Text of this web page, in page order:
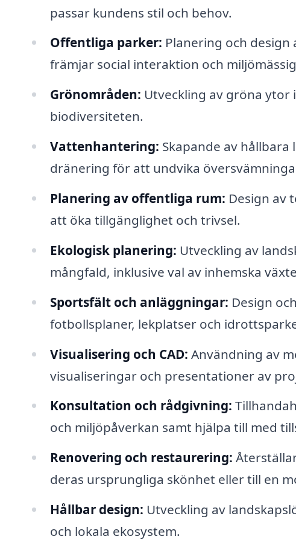
passar kundens stil och behov.
Offentliga parker: Planering och
främjar social interaktion och
Grönområden: Utveckling av gröna
biodiversiteten.
Vattenhantering: Skapande av
dränering för att undvika
Planering av offentliga rum: Design av
att öka tillgänglighet och trivsel.
Ekologisk planering: Utveckling av
mångfald, inklusive val av inhemska
Sportsfält och anläggningar: Design
fotbollsplaner, lekplatser och
Visualisering och CAD: Användning av
visualiseringar och presentationer av
Konsultation och rådgivning:
och miljöpåverkan samt hjälpa till med
Renovering och restaurering:
deras ursprungliga skönhet eller till en
Hållbar design: Utveckling av
och lokala ekosystem.